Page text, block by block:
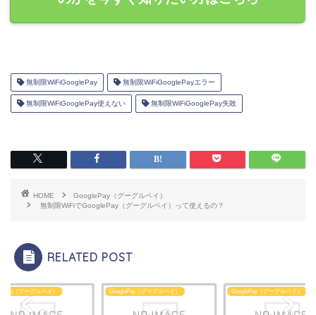
無制限WiFiGooglePay 無制限WiFiGooglePayエラー
無制限WiFiGooglePay使えない 無制限WiFiGooglePay失敗
HOME
GooglePay（グーグルペイ）
無制限WiFiでGooglePay（グーグルペイ）って使えるの？
RELATED POST
（グーグルペイ） GooglePay（グーグルペイ） GooglePay（グーグルペイ）